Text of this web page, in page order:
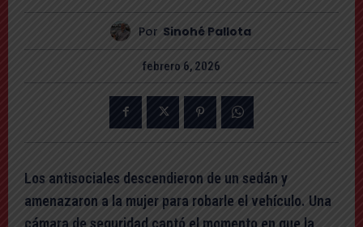
Por Sinohé Pallota
febrero 6, 2026
Los antisociales descendieron de un sedán y
amenazaron a la mujer para robarle el vehículo. Una
cámara de seguridad captó el momento en que la